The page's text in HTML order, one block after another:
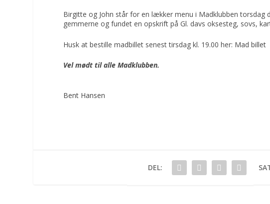
Birgitte og John står for en lækker menu i Madklubben torsdag
gemmerne og fundet en opskrift på Gl. davs oksesteg, sovs,
Husk at bestille madbillet senest tirsdag kl. 19.00 her: Mad billet
Vel mødt til alle Madklubben.
Bent Hansen
DEL: